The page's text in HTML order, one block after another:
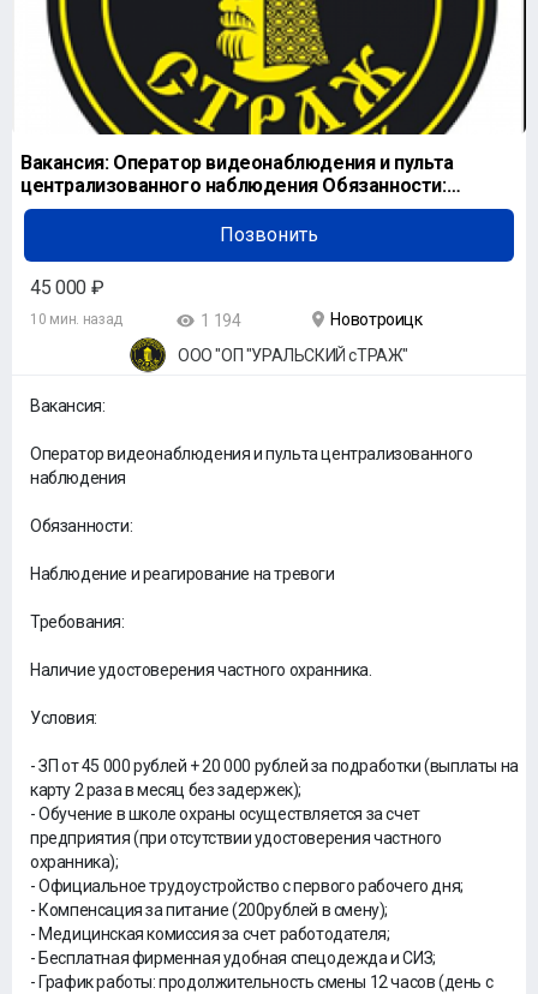
Вакансия: Оператор видеонаблюдения и пульта
централизованного наблюдения Обязанности:
Наблюдени
Позвонить
45 000 ₽
10 мин. назад 1 194
Новотроицк
ООО "ОП "УРАЛЬСКИЙ сТРАЖ"
Вакансия:
Оператор видеонаблюдения и пульта централизованного
наблюдения
Обязанности:
Наблюдение и реагирование на тревоги
Требования:
Наличие удостоверения частного охранника.
Условия:
- ЗП от 45 000 рублей + 20 000 рублей за подработки (выплаты на
карту 2 раза в месяц без задержек);
- Обучение в школе охраны осуществляется за счет
предприятия (при отсутствии удостоверения частного
охранника);
- Официальное трудоустройство с первого рабочего дня;
- Компенсация за питание (200рублей в смену);
- Медицинская комиссия за счет работодателя;
- Бесплатная фирменная удобная спецодежда и СИЗ;
- График работы: продолжительность смены 12 часов (день с